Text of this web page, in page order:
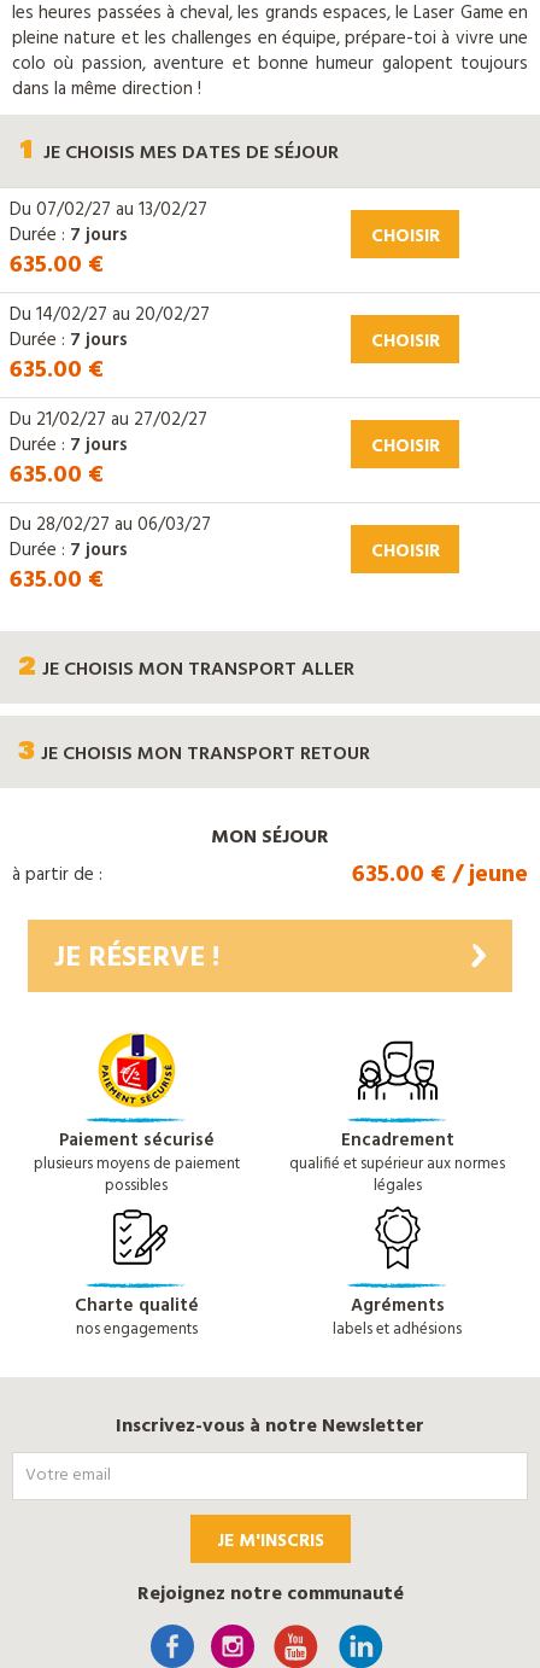
les heures passées à cheval, les grands espaces, le Laser Game en
pleine nature et les challenges en équipe, prépare-toi à vivre une
colo où passion, aventure et bonne humeur galopent toujours
dans la même direction !
1 JE CHOISISMES DATES DE SÉJOUR
Du 07/02/27 au 13/02/27
Durée : 7 jours
635.00 €
CHOISIR
Du 14/02/27 au 20/02/27
Durée : 7 jours
635.00 €
CHOISIR
Du 21/02/27 au 27/02/27
Durée : 7 jours
635.00 €
CHOISIR
Du 28/02/27 au 06/03/27
Durée : 7 jours
635.00 €
CHOISIR
2 JE CHOISISMON TRANSPORT ALLER
3JE CHOISISMON TRANSPORT RETOUR
MON SÉJOUR
à partir de : 635.00 € / jeune
JE RÉSERVE !
Paiement sécurisé
plusieurs moyens de paiement
possibles
Encadrement
qualifié et supérieur aux normes
légales
Charte qualité
nos engagements
Agréments
labels et adhésions
Inscrivez-vous à notre Newsletter
JE M'INSCRIS
Rejoignez notre communauté